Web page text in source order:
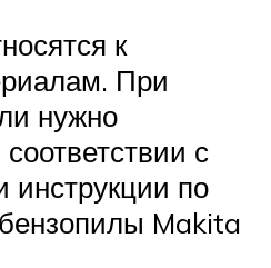
к
При
нужно
с
инструкции по
Makita